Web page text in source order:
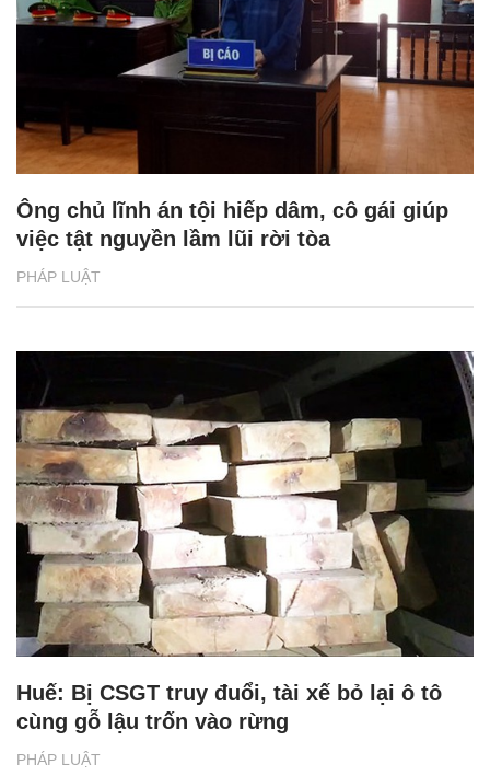
PHÁP LUẬT
Ông chủ lĩnh án tội hiếp dâm, cô gái giúp
việc tật nguyền lầm lũi rời tòa
PHÁP LUẬT
Huế: Bị CSGT truy đuổi, tài xế bỏ lại ô tô
cùng gỗ lậu trốn vào rừng